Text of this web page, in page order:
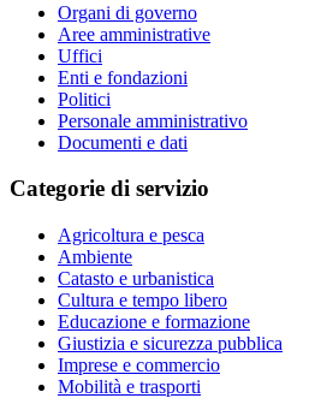
Organi di governo
Aree amministrative
Uffici
Enti e fondazioni
Politici
Personale amministrativo
Documenti e dati
Categorie di servizio
Agricoltura e pesca
Ambiente
Catasto e urbanistica
Cultura e tempo libero
Educazione e formazione
Giustizia e sicurezza pubblica
Imprese e commercio
Mobilità e trasporti